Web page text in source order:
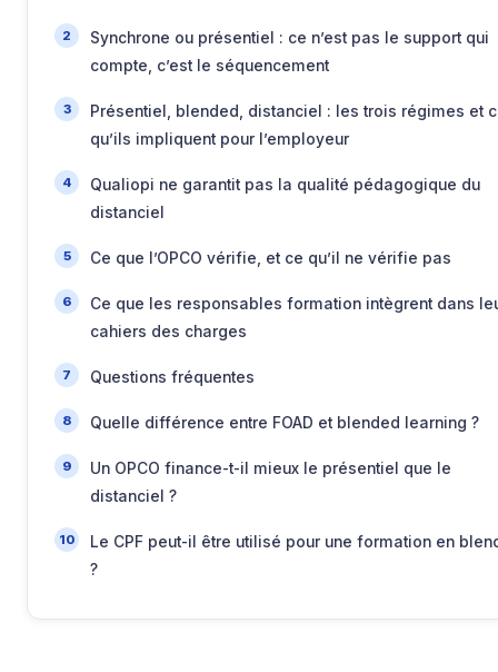
Synchrone ou présentiel : ce n’est pas le support qui
compte, c’est le séquencement
Présentiel, blended, distanciel : les trois régimes et
qu’ils impliquent pour l’employeur
Qualiopi ne garantit pas la qualité pédagogique du
distanciel
Ce que l’OPCO vérifie, et ce qu’il ne vérifie pas
Ce que les responsables formation intègrent dans
cahiers des charges
Questions fréquentes
Quelle différence entre FOAD et blended learning ?
Un OPCO finance-t-il mieux le présentiel que le
distanciel ?
Le CPF peut-il être utilisé pour une formation en
?